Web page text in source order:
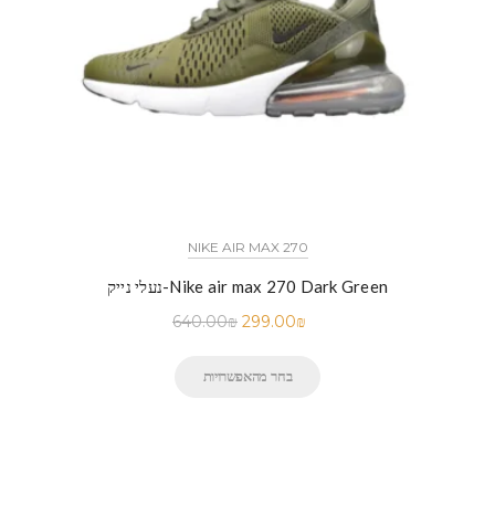
NIKE AIR MAX 270
נעלי נייק-Nike air max 270 Dark Green
640.00₪ 299.00₪
בחר מהאפשרויות